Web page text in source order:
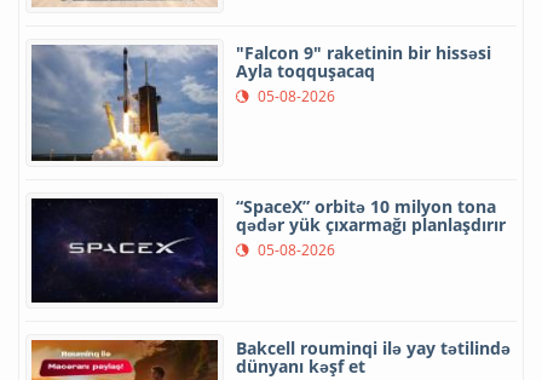
"Falcon 9" raketinin bir hissəsi
Ayla toqquşacaq
05-08-2026
“SpaceX” orbitə 10 milyon tona
qədər yük çıxarmağı planlaşdırır
05-08-2026
Bakcell rouminqi ilə yay tətilində
dünyanı kəşf et